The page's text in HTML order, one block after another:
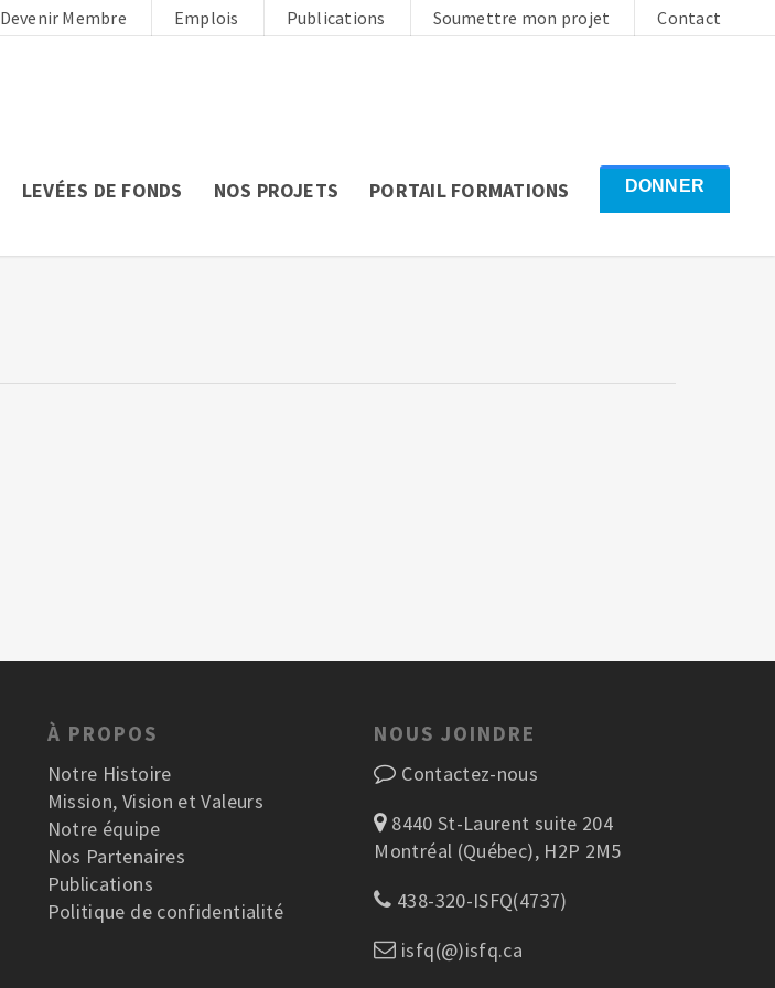
Devenir Membre Emplois Publications Soumettre mon projet Contact
LEVÉES DE FONDS NOS PROJETS PORTAIL FORMATIONS DONNER
À PROPOS
Notre Histoire
Mission, Vision et Valeurs
Notre équipe
Nos Partenaires
Publications
Politique de confidentialité
NOUS JOINDRE
Contactez-nous
8440 St-Laurent suite 204
Montréal (Québec), H2P 2M5
438-320-ISFQ(4737)
isfq(@)isfq.ca